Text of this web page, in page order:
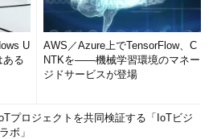
U
ある
AWS／Azure上でTensorFlow、C
NTKを――機械学習環境のマネー
ジドサービスが登場
プロジェクトを共同検証する「IoTビジ
ボ」